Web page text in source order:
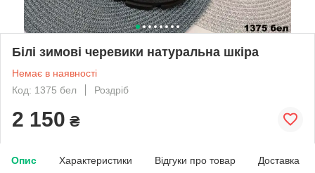
Білі зимові черевики натуральна шкіра
Немає в наявності
Код: 1375 бел
Роздріб
2 150 ₴
Опис Характеристики Відгуки про товар Доставка